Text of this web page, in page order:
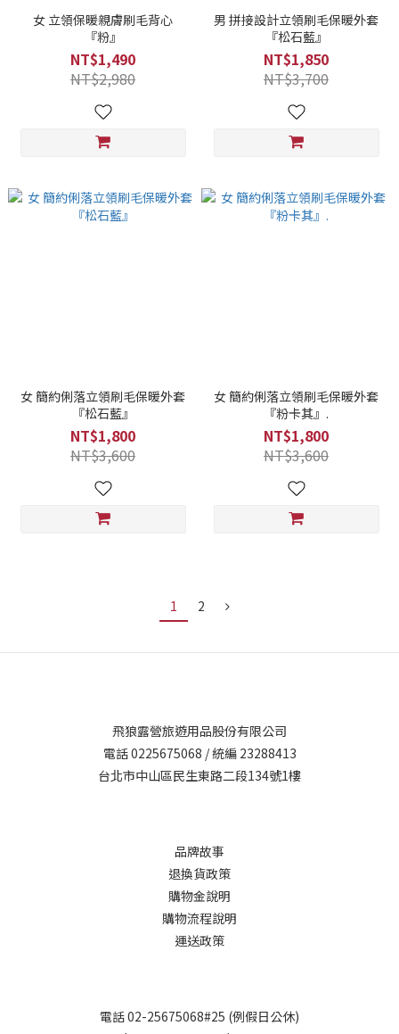
女 立領保暖親膚刷毛背心
『粉』
NT$1,490
NT$2,980
男 拼接設計立領刷毛保暖外套
『松石藍』
NT$1,850
NT$3,700
女 簡約俐落立領刷毛保暖外套
『松石藍』
NT$1,800
NT$3,600
女 簡約俐落立領刷毛保暖外套
『粉卡其』.
NT$1,800
NT$3,600
1 2
飛狼露營旅遊用品股份有限公司
電話 0225675068 / 統編 23288413
台北市中山區民生東路二段134號1樓
品牌故事
退換貨政策
購物金說明
購物流程說明
運送政策
電話 02-25675068#25 (例假日公休)